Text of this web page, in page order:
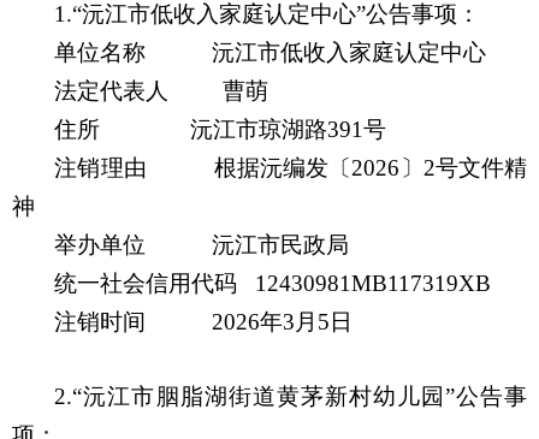
1.“沅江市低收入家庭认定中心”公告事项：
单位名称
沅江市低收入家庭认定中心
法定代表人
曹萌
住所
沅江市琼湖路391号
注销理由
根据沅编发 〔 2026 〕 2号文件精
神
举办单位
沅江市民政局
统一社会信用代码
12430981MB117319XB
注销时间
2026年3 月 5 日
2.“沅江市胭脂湖街道黄茅新村幼儿园”公告事